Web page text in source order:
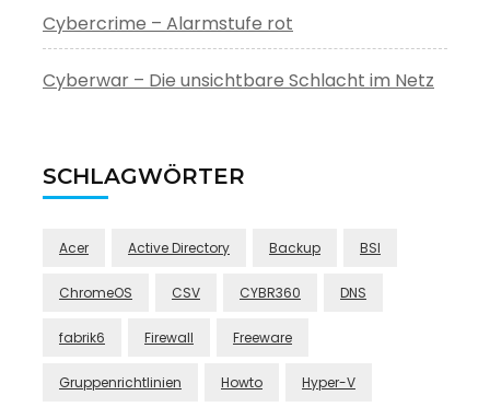
Cybercrime – Alarmstufe rot
Cyberwar – Die unsichtbare Schlacht im Netz
SCHLAGWÖRTER
Acer Active Directory Backup BSI
ChromeOS CSV CYBR360 DNS
fabrik6 Firewall Freeware
Gruppenrichtlinien Howto Hyper-V